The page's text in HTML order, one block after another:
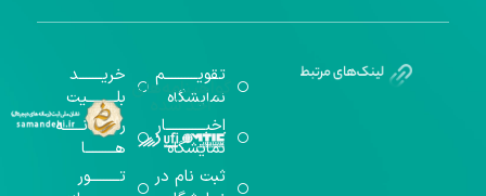
تقویــــــــــم
نمایشگاه
اخبــــــــــــار
نمایشگاه
ثبت نام در
خریـــــــد
بلـــــــــیت
رســـــانــــــه
هـــــــــا
تـــــــــور
گواهینامه‌های
اخذ شده